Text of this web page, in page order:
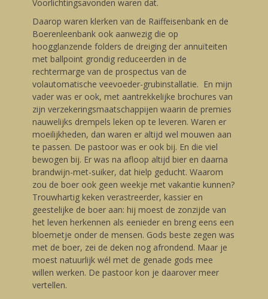
Voorlichtingsavonden waren dat.
Daarop waren klerken van de Raiffeisenbank en de
Boerenleenbank ook aanwezig die op
hoogglanzende folders de dreiging der annuïteiten
met ballpoint grondig reduceerden in de
rechtermarge van de prospectus van de
volautomatische veevoeder-grubinstallatie. En mijn
vader was er ook, met aantrekkelijke brochures van
zijn verzekeringsmaatschappijen waarin de premies
nauwelijks drempels leken op te leveren. Waren er
moeilijkheden, dan waren er altijd wel mouwen aan
te passen. De pastoor was er ook bij. En die viel
bewogen bij. Er was na afloop altijd bier en daarna
brandwijn-met-suiker, dat hielp geducht. Waarom
zou de boer ook geen weekje met vakantie kunnen?
Trouwhartig keken verastreerder, kassier en
geestelijke de boer aan: hij moest de zonzijde van
het leven herkennen als eenieder en breng eens een
bloemetje onder de mensen. Gods beste zegen was
met de boer, zei de deken nog afrondend. Maar je
moest natuurlijk wél met de genade gods mee
willen werken. De pastoor kon je daarover meer
vertellen.